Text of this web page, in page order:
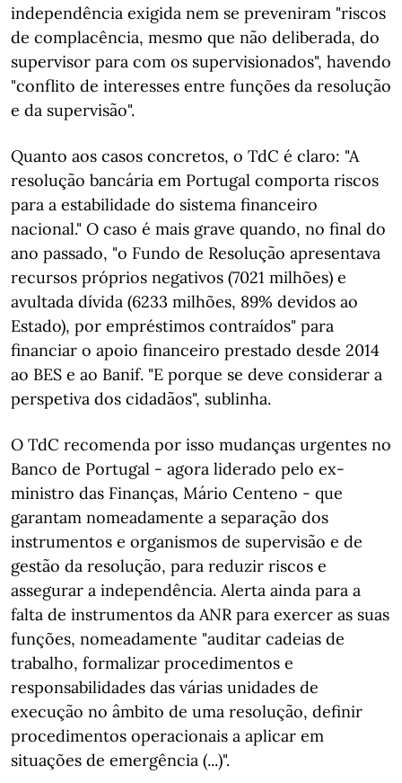
independência exigida nem se preveniram "riscos
de complacência, mesmo que não deliberada, do
supervisor para com os supervisionados", havendo
"conflito de interesses entre funções da resolução
e da supervisão".
Quanto aos casos concretos, o TdC é claro: "A
resolução bancária em Portugal comporta riscos
para a estabilidade do sistema financeiro
nacional." O caso é mais grave quando, no final do
ano passado, "o Fundo de Resolução apresentava
recursos próprios negativos (7021 milhões) e
avultada dívida (6233 milhões, 89% devidos ao
Estado), por empréstimos contraídos" para
financiar o apoio financeiro prestado desde 2014
ao BES e ao Banif. "E porque se deve considerar a
perspetiva dos cidadãos", sublinha.
O TdC recomenda por isso mudanças urgentes no
Banco de Portugal - agora liderado pelo ex-
ministro das Finanças, Mário Centeno - que
garantam nomeadamente a separação dos
instrumentos e organismos de supervisão e de
gestão da resolução, para reduzir riscos e
assegurar a independência. Alerta ainda para a
falta de instrumentos da ANR para exercer as suas
funções, nomeadamente "auditar cadeias de
trabalho, formalizar procedimentos e
responsabilidades das várias unidades de
execução no âmbito de uma resolução, definir
procedimentos operacionais a aplicar em
situações de emergência (...)".